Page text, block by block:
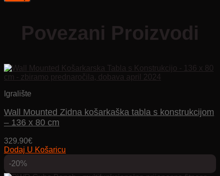
Povezani Proizvodi
Igralište
Wall Mounted Zidna košarkaška tabla s konstrukcijom
– 136 x 80 cm
329.90€
Dodaj U Košaricu
-20%